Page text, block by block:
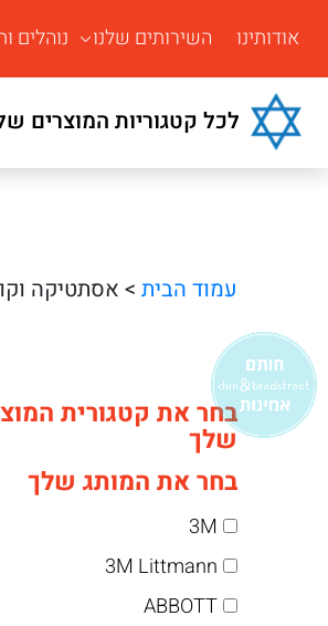
אודותינו השירותים שלנו נוהלים
לכל קטגוריות המוצרים
עמוד הבית > אסתטיקה
בחר את קטגורית
שלך
בחר את המותג שלך
3M
3M Littmann
ABBOTT